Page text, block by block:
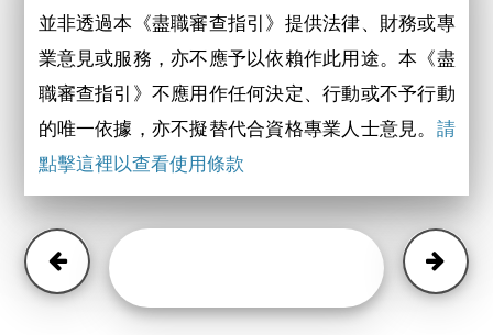
並非透過本《盡職審查指引》提供法律、財務或專
業意見或服務，亦不應予以依賴作此用途。本《盡
職審查指引》不應用作任何決定、行動或不予行動
的唯一依據，亦不擬替代合資格專業人士意見。 請
點擊這裡以查看使用條款